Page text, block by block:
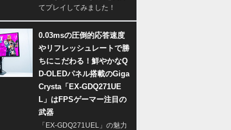
てプレイしてみました！
0.03msの圧倒的応答速度
やリフレッシュレートで勝
ちにこだわる！鮮やかなQ
D-OLEDパネル搭載のGiga
Crysta「EX-GDQ271UE
L」はFPSゲーマー注目の
武器
「EX-GDQ271UEL」の魅力